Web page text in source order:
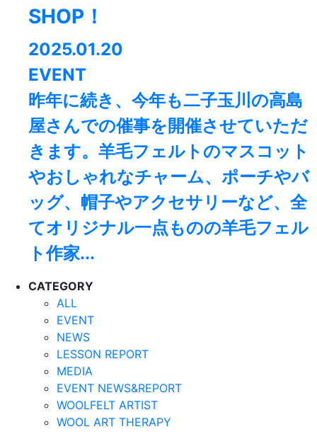
SHOP！
2025.01.20
EVENT
昨年に続き、今年も二子玉川の高島
屋さんでの催事を開催させていただ
きます。羊毛フェルトのマスコット
やおしゃれなチャーム、ポーチやバ
ッグ、帽子やアクセサリーなど、全
てオリジナル一点ものの羊毛フェル
ト作家...
CATEGORY
ALL
EVENT
NEWS
LESSON REPORT
MEDIA
EVENT NEWS&REPORT
WOOLFELT ARTIST
WOOL ART THERAPY